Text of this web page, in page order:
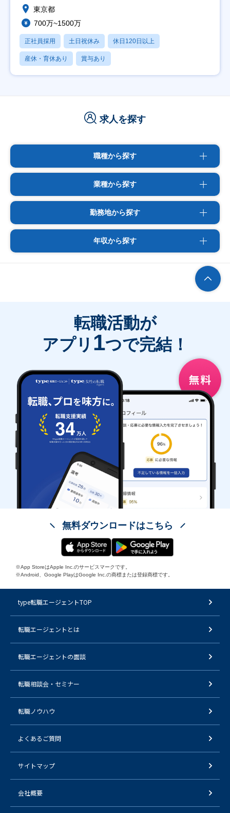
東京都
700万~1500万
正社員採用 土日祝休み 休日120日以上
産休・育休あり 賞与あり
求人を探す
職種から探す
業種から探す
勤務地から探す
年収から探す
転職活動が
アプリ 1つで完結！
無料ダウンロードはこちら
※App StoreはApple Inc.のサービスマークです。
※Android、Google PlayはGoogle Inc.の商標または登録商標です。
type転職エージェントTOP
転職エージェントとは
転職エージェントの面談
転職相談会・セミナー
転職ノウハウ
よくあるご質問
サイトマップ
会社概要